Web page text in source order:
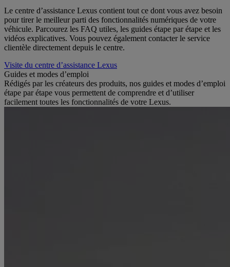
Le centre d’assistance Lexus contient tout ce dont vous avez besoin
pour tirer le meilleur parti des fonctionnalités numériques de votre
véhicule. Parcourez les FAQ utiles, les guides étape par étape et les
vidéos explicatives. Vous pouvez également contacter le service
clientèle directement depuis le centre.
Visite du centre d’assistance Lexus
Guides et modes d’emploi
Rédigés par les créateurs des produits, nos guides et modes d’emploi
étape par étape vous permettent de comprendre et d’utiliser
facilement toutes les fonctionnalités de votre Lexus.